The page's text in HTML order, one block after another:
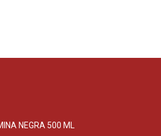
NEGRA 500 ML